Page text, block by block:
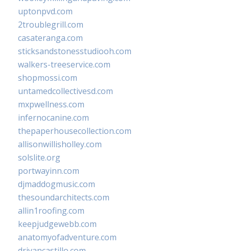
uptonpvd.com
2troublegrill.com
casateranga.com
sticksandstonesstudiooh.com
walkers-treeservice.com
shopmossi.com
untamedcollectivesd.com
mxpwellness.com
infernocanine.com
thepaperhousecollection.com
allisonwillisholley.com
solslite.org
portwayinn.com
djmaddogmusic.com
thesoundarchitects.com
allin1roofing.com
keepjudgewebb.com
anatomyofadventure.com